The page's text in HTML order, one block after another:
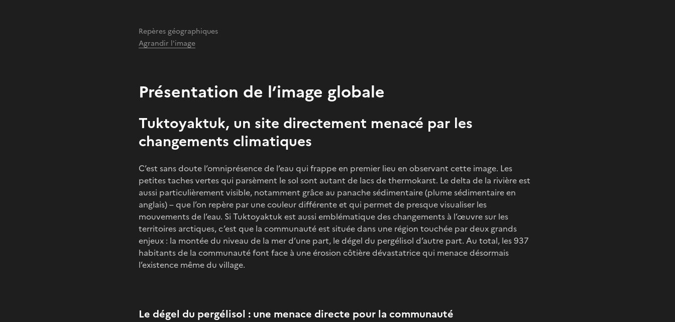
Repères géographiques
Agrandir l'image
Présentation de l’image globale
Tuktoyaktuk, un site directement menacé par les
changements climatiques
C’est sans doute l’omniprésence de l’eau qui frappe en premier lieu en observant cette image. Les
petites taches vertes qui parsèment le sol sont autant de lacs de thermokarst. Le delta de la rivière est
aussi particulièrement visible, notamment grâce au panache sédimentaire (plume sédimentaire en
anglais) – que l’on repère par une couleur différente et qui permet de presque visualiser les
mouvements de l’eau. Si Tuktoyaktuk est aussi emblématique des changements à l’œuvre sur les
territoires arctiques, c’est que la communauté est située dans une région touchée par deux grands
enjeux : la montée du niveau de la mer d’une part, le dégel du pergélisol d’autre part. Au total, les 937
habitants de la communauté font face à une érosion côtière dévastatrice qui menace désormais
l’existence même du village.
Le dégel du pergélisol : une menace directe pour la communauté